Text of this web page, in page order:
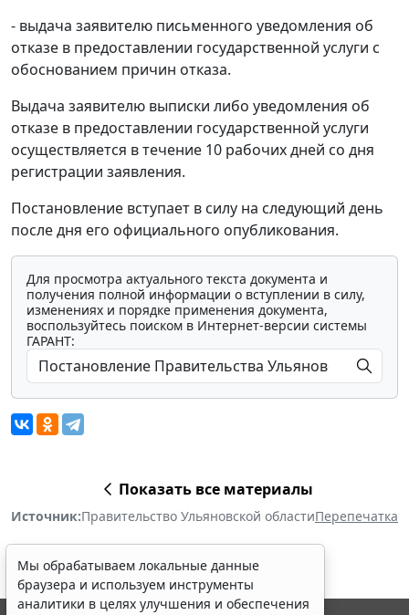
- выдача заявителю письменного уведомления об
отказе в предоставлении государственной услуги с
обоснованием причин отказа.
Выдача заявителю выписки либо уведомления об
отказе в предоставлении государственной услуги
осуществляется в течение 10 рабочих дней со дня
регистрации заявления.
Постановление вступает в силу на следующий день
после дня его официального опубликования.
Для просмотра актуального текста документа и
получения полной информации о вступлении в силу,
изменениях и порядке применения документа,
воспользуйтесь поиском в Интернет-версии системы
ГАРАНТ:
Показать все материалы
Источник:Правительство Ульяновской областиПерепечатка
Мы обрабатываем локальные данные
браузера и используем инструменты
аналитики в целях улучшения и обеспечения